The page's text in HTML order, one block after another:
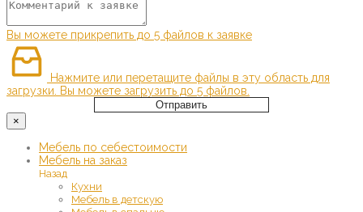
Вы можете прикрепить до 5 файлов к заявке
Нажмите или перетащите файлы в эту область для
загрузки. Вы можете загрузить до 5 файлов.
Отправить
×
Мебель по себестоимости
Мебель на заказ
Назад
Кухни
Мебель в детскую